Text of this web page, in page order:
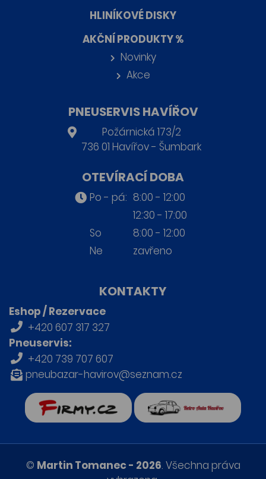
HLINÍKOVÉ DISKY
AKČNÍ PRODUKTY %
Novinky
Akce
PNEUSERVIS HAVÍŘOV
Požárnická 173/2
736 01 Havířov - Šumbark
OTEVÍRACÍ DOBA
Po - pá: 8:00 - 12:00
12:30 - 17:00
So
8:00 - 12:00
Ne
zavřeno
KONTAKTY
Eshop / Rezervace
+420 607 317 327
Pneuservis:
+420 739 707 607
pneubazar-havirov@seznam.cz
Retro auta Havířov
© Martin Tomanec - 2026. Všechna práva